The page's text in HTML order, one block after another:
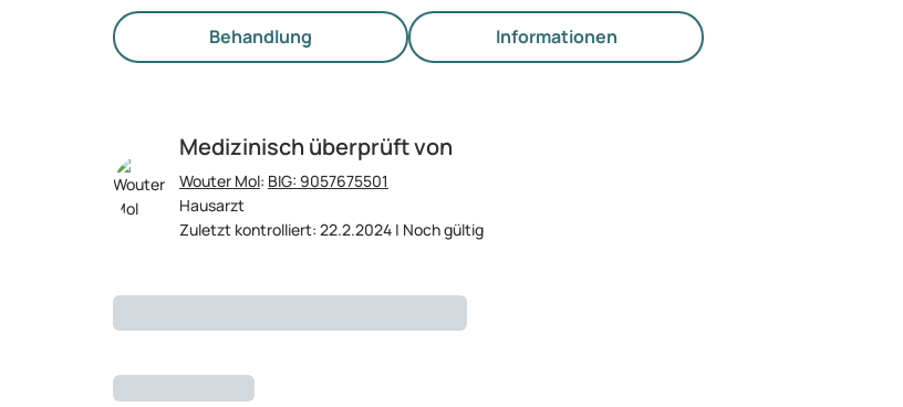
Behandlung Informationen
Medizinisch überprüft von
Wouter Mol: BIG: 9057675501
Hausarzt
Zuletzt kontrolliert: 22.2.2024 | Noch gültig